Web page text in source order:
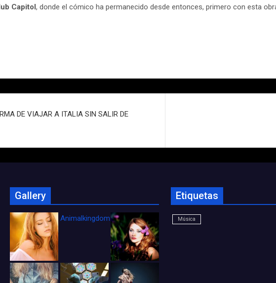
Capitol, donde el cómico ha permanecido desde entonces, primero con esta
DE VIAJAR A ITALIA SIN SALIR DE
Gallery
Animalkingdom_FichaCine
Etiquetas
Música